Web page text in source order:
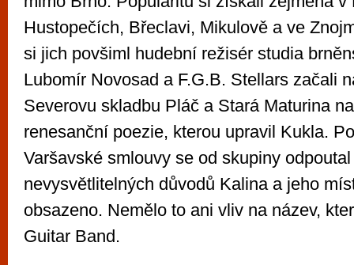
Hustopečích, Břeclavi, Mikulově a ve
si jich povšiml hudební režisér studia
Lubomír Novosad a F.G.B. Stellars začali
Severovu skladbu Pláč a Stará Maturina
renesanční poezie, kterou upravil Kukla.
Varšavské smlouvy se od skupiny
nevysvětlitelných důvodů Kalina a jeho
obsazeno. Nemělo to ani vliv na název,
Guitar Band.